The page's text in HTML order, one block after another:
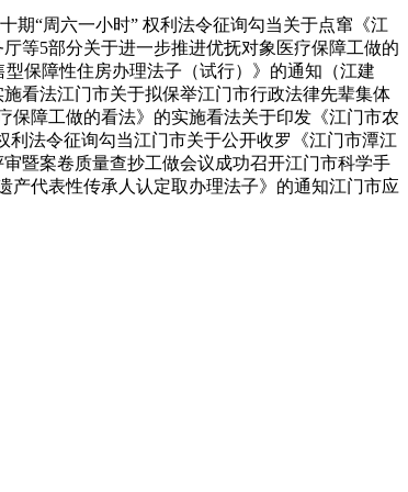
“周六一小时” 权利法令征询勾当关于点窜《江
等5部分关于进一步推进优抚对象医疗保障工做的
保障性住房办理法子（试行）》的通知（江建
看法江门市关于拟保举江门市行政法律先辈集体
保障工做的看法》的实施看法关于印发《江门市农
利法令征询勾当江门市关于公开收罗《江门市潭江
暨案卷质量查抄工做会议成功召开江门市科学手
产代表性传承人认定取办理法子》的通知江门市应